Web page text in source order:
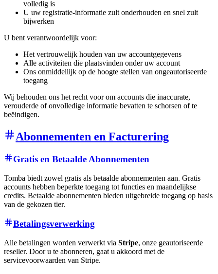
volledig is
U uw registratie-informatie zult onderhouden en snel zult
bijwerken
U bent verantwoordelijk voor:
Het vertrouwelijk houden van uw accountgegevens
Alle activiteiten die plaatsvinden onder uw account
Ons onmiddellijk op de hoogte stellen van ongeautoriseerde
toegang
Wij behouden ons het recht voor om accounts die inaccurate,
verouderde of onvolledige informatie bevatten te schorsen of te
beëindigen.
Abonnementen en Facturering
Gratis en Betaalde Abonnementen
Tomba biedt zowel gratis als betaalde abonnementen aan. Gratis
accounts hebben beperkte toegang tot functies en maandelijkse
credits. Betaalde abonnementen bieden uitgebreide toegang op basis
van de gekozen tier.
Betalingsverwerking
Alle betalingen worden verwerkt via Stripe, onze geautoriseerde
reseller. Door u te abonneren, gaat u akkoord met de
servicevoorwaarden van Stripe.